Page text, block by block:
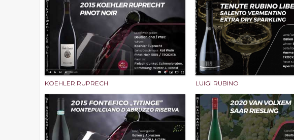
KOEHLER RUPRECH LUIGI RUBINO